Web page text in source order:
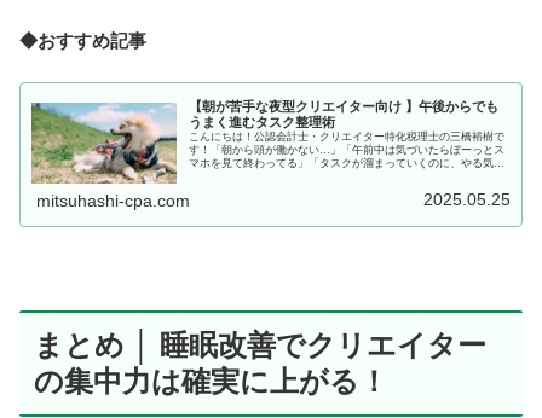
◆おすすめ記事
【朝が苦手な夜型クリエイター向け 】午後からでも
うまく進むタスク整理術
こんにちは！公認会計士・クリエイター特化税理士の三橋裕樹で
す！「朝から頭が働かない…」「午前中は気づいたらぼーっとス
マホを見て終わってる」「タスクが溜まっていくのに、やる気が
mitsuhashi-cpa.com 2025.05.25
まとめ │ 睡眠改善でクリエイター
の集中力は確実に上がる！